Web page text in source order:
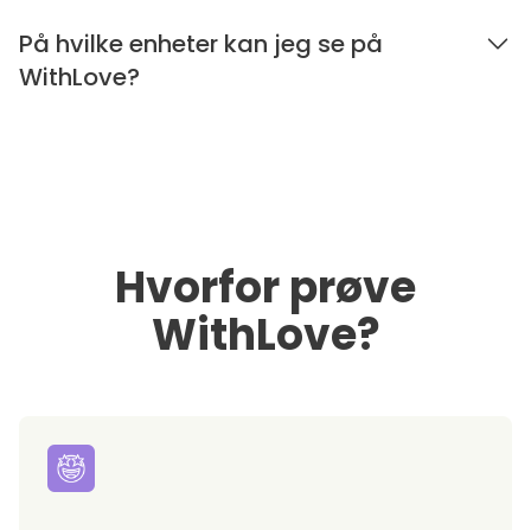
På hvilke enheter kan jeg se på
WithLove?
Hvorfor prøve
WithLove?